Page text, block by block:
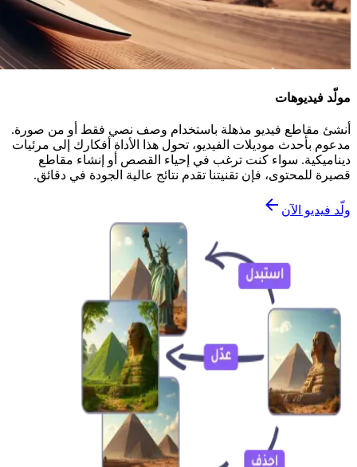
مولّد فيديوهات
أنشئ مقاطع فيديو مذهلة باستخدام وصف نصي فقط أو من صورة.
مدعوم بأحدث موديلات الفيديو، تحول هذا الأداة أفكارك إلى مرئيات
ديناميكية. سواء كنت ترغب في إحياء القصص أو إنشاء مقاطع
قصيرة للمحتوى، فإن تقنيتنا تقدم نتائج عالية الجودة في دقائق.
ولّد فيديو الآن